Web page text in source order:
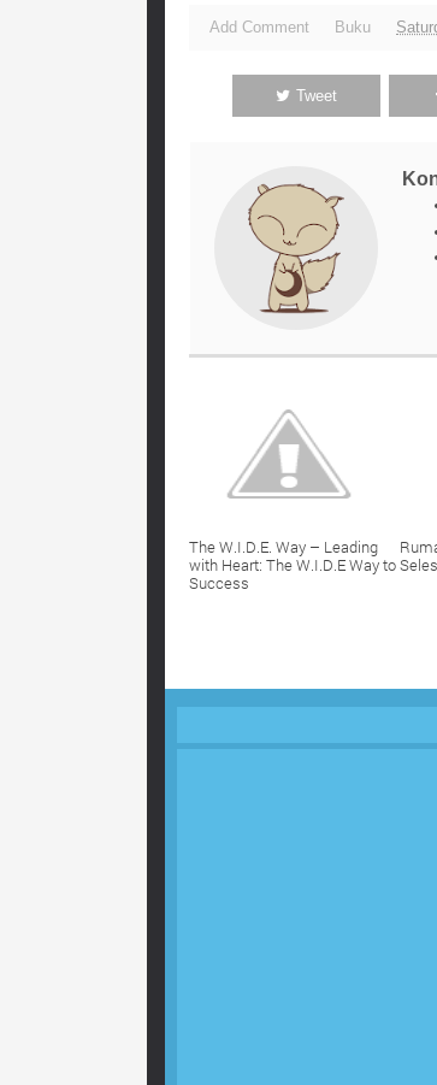
Add Comment Buku
Tweet
The W.I.D.E. Way – Leading
with Heart: The W.I.D.E Way to
Success